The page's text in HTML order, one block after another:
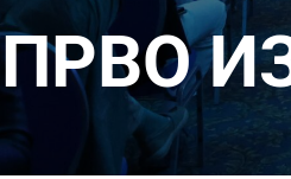
ПРВО